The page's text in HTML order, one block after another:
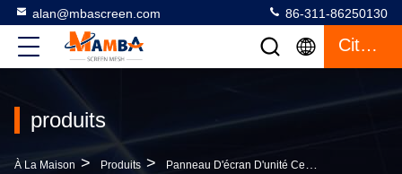
alan@mbascreen.com 86-311-86250130
Citation
produits
À La Maison > Produits > Panneau D'écran D'unité Centrale